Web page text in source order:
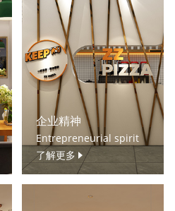
企业精神
Entrepreneurial spirit
了解更多